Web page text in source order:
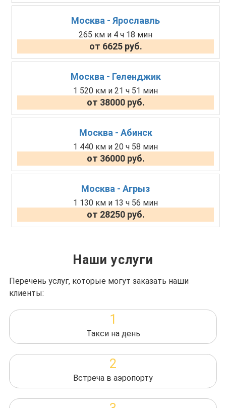
Москва - Ярославль
265 км и 4 ч 18 мин
от 6625 руб.
Москва - Геленджик
1 520 км и 21 ч 51 мин
от 38000 руб.
Москва - Абинск
1 440 км и 20 ч 58 мин
от 36000 руб.
Москва - Агрыз
1 130 км и 13 ч 56 мин
от 28250 руб.
Наши услуги
Перечень услуг, которые могут заказать наши
клиенты:
1
Такси на день
2
Встреча в аэропорту